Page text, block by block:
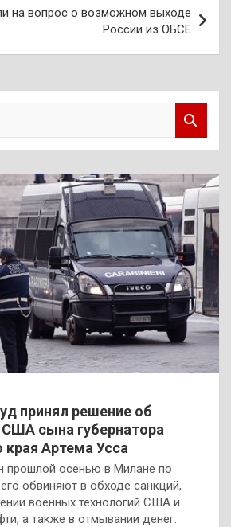
на вопрос о возможном выходе
России из ОБСЕ
принял решение об
США сына губернатора
края Артема Усса
прошлой осенью в Милане по
обвиняют в обходе санкций,
военных технологий США и
а также в отмывании денег.